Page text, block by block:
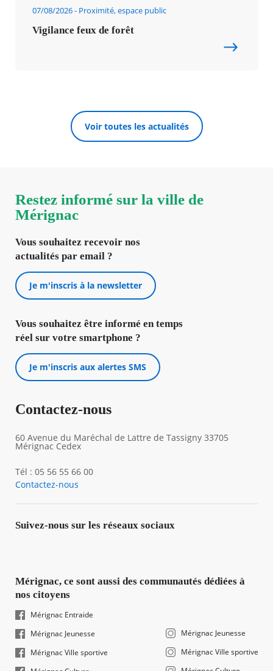
07/08/2026 Proximité, espace public
Vigilance feux de forêt
Voir toutes les actualités
Restez informé sur la ville de
Mérignac
Vous souhaitez recevoir nos
actualités par email ?
Je m'inscris à la newsletter
Vous souhaitez être informé en temps
réel sur votre smartphone ?
Je m'inscris aux alertes SMS
Contactez-nous
60 Avenue du Maréchal de Lattre de Tassigny 33705
Mérignac Cedex
Tél : 05 56 55 66 00
Contactez-nous
Suivez-nous sur les réseaux sociaux
Mérignac, ce sont aussi des communautés dédiées à
nos citoyens
Mérignac Entraide
Mérignac Jeunesse
Mérignac Ville sportive
Mérignac Jeunesse
Mérignac Ville sportive